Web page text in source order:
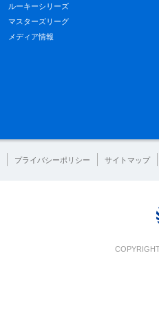
ルーキーシリーズ
マスターズリーグ
メディア情報
プライバシーポリシー サイトマップ